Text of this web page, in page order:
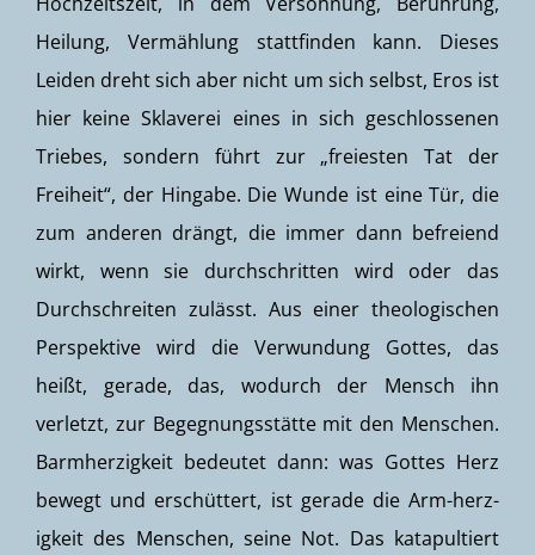
Heilung, Vermählung stattfinden kann. Dieses
Leiden dreht sich aber nicht um sich selbst, Eros ist
hier keine Sklaverei eines in sich geschlossenen
Triebes, sondern führt zur „freiesten Tat der
Freiheit“, der Hingabe. Die Wunde ist eine Tür, die
zum anderen drängt, die immer dann befreiend
wirkt, wenn sie durchschritten wird oder das
Durchschreiten zulässt. Aus einer theologischen
Perspektive wird die Verwundung Gottes, das
heißt, gerade, das, wodurch der Mensch ihn
verletzt, zur Begegnungsstätte mit den Menschen.
Barmherzigkeit bedeutet dann: was Gottes Herz
bewegt und erschüttert, ist gerade die Arm-herz-
igkeit des Menschen, seine Not. Das katapultiert